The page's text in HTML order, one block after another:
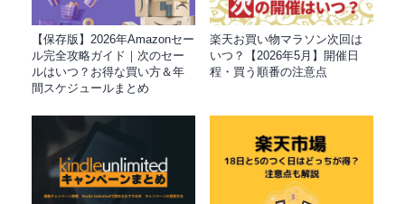
【保存版】2026年Amazonセー
ル完全攻略ガイド｜次のセー
ルはいつ？お得な買い方＆年
間スケジュールまとめ
楽天お買い物マラソン次回は
いつ？【2026年5月】開催日
程・買う順番の注意点